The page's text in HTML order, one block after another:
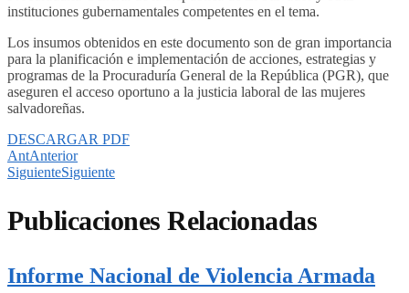
instituciones gu­bernamentales competentes en el tema.
Los insumos obtenidos en este documen­to son de gran importancia
para la plani­ficación e implementación de acciones, estrategias y
programas de la Procura­duría General de la República (PGR), que
aseguren el acceso oportuno a la justicia laboral de las mujeres
salvadoreñas.
DESCARGAR PDF
AntAnterior
SiguienteSiguiente
Publicaciones Relacionadas
Informe Nacional de Violencia Armada